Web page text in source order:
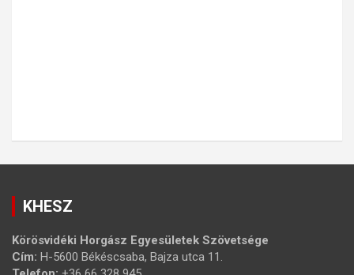
KHESZ
Körösvidéki Horgász Egyesületek Szövetsége
Cím: H-5600 Békéscsaba, Bajza utca 11.